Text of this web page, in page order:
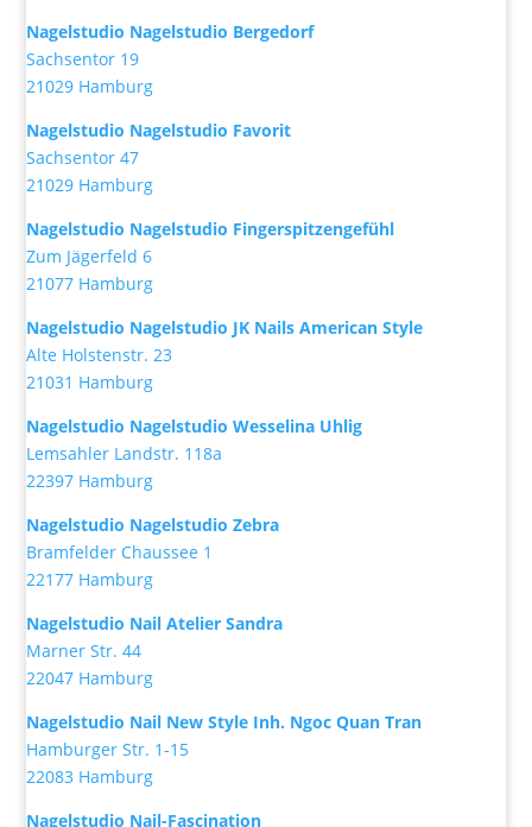
Nagelstudio Nagelstudio Bergedorf
Sachsentor 19
21029 Hamburg
Nagelstudio Nagelstudio Favorit
Sachsentor 47
21029 Hamburg
Nagelstudio Nagelstudio Fingerspitzengefühl
Zum Jägerfeld 6
21077 Hamburg
Nagelstudio Nagelstudio JK Nails American Style
Alte Holstenstr. 23
21031 Hamburg
Nagelstudio Nagelstudio Wesselina Uhlig
Lemsahler Landstr. 118a
22397 Hamburg
Nagelstudio Nagelstudio Zebra
Bramfelder Chaussee 1
22177 Hamburg
Nagelstudio Nail Atelier Sandra
Marner Str. 44
22047 Hamburg
Nagelstudio Nail New Style Inh. Ngoc Quan Tran
Hamburger Str. 1-15
22083 Hamburg
Nagelstudio Nail-Fascination